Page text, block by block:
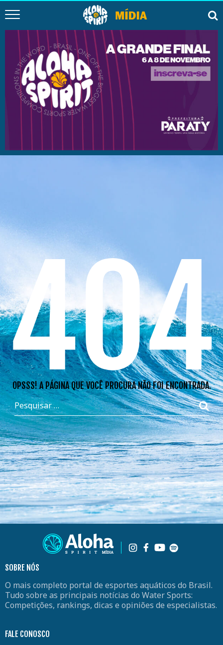
404
OPSSS! A PÁGINA QUE VOCÊ PROCURA NÃO FOI ENCONTRADA.
SOBRE NÓS
O mais completo portal de esportes aquáticos do Brasil.
Tudo sobre as principais notícias do Water Sports:
Competições, rankings, dicas e opiniões de especialistas.
FALE CONOSCO